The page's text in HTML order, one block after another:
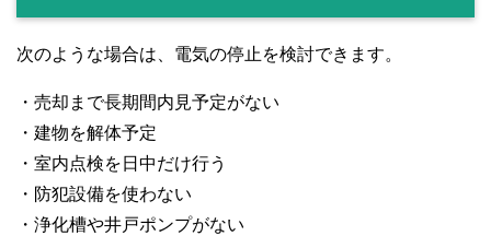
次のような場合は、電気の停止を検討できます。
・売却まで長期間内見予定がない
・建物を解体予定
・室内点検を日中だけ行う
・防犯設備を使わない
・浄化槽や井戸ポンプがない